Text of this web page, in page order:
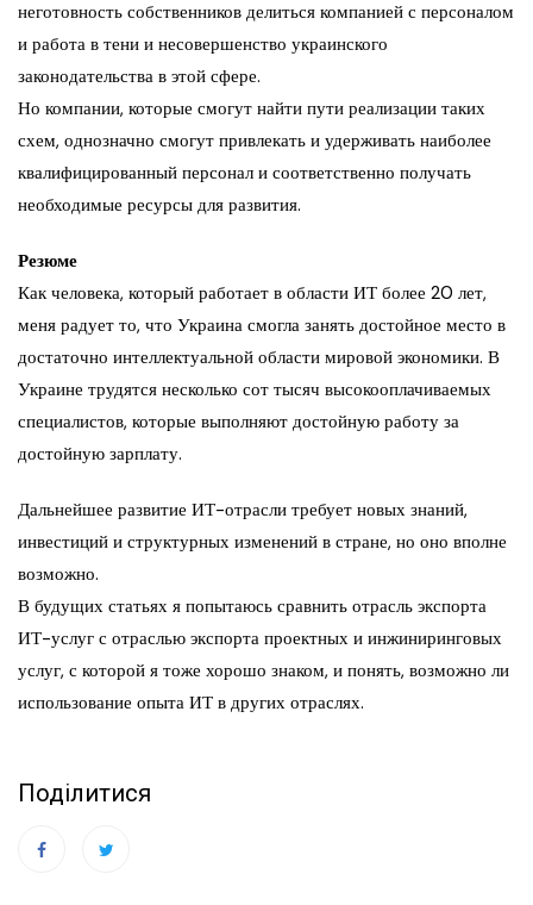
неготовность собственников делиться компанией с персоналом
и работа в тени и несовершенство украинского
законодательства в этой сфере.
Но компании, которые смогут найти пути реализации таких
схем, однозначно смогут привлекать и удерживать наиболее
квалифицированный персонал и соответственно получать
необходимые ресурсы для развития.
Резюме
Как человека, который работает в области ИТ более 20 лет,
меня радует то, что Украина смогла занять достойное место в
достаточно интеллектуальной области мировой экономики. В
Украине трудятся несколько сот тысяч высокооплачиваемых
специалистов, которые выполняют достойную работу за
достойную зарплату.
Дальнейшее развитие ИТ-отрасли требует новых знаний,
инвестиций и структурных изменений в стране, но оно вполне
возможно.
В будущих статьях я попытаюсь сравнить отрасль экспорта
ИТ-услуг с отраслью экспорта проектных и инжиниринговых
услуг, с которой я тоже хорошо знаком, и понять, возможно ли
использование опыта ИТ в других отраслях.
Поділитися